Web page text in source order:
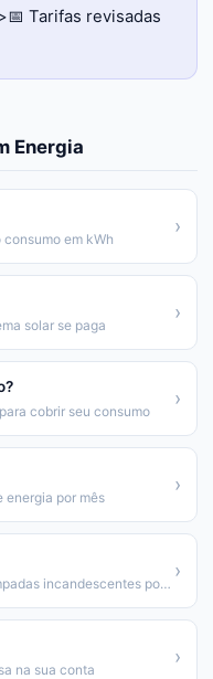
Tarifas revisadas
Energia
em kWh
›
solar se paga
›
cobrir seu consumo
›
energia por mês
›
Veja quanto economiza trocando lâmpadas incandescentes por LED
›
na sua conta
›